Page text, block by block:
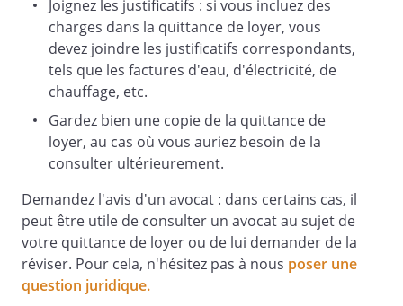
Joignez les justificatifs : si vous incluez des
charges dans la quittance de loyer, vous
devez joindre les justificatifs correspondants,
tels que les factures d'eau, d'électricité, de
chauffage, etc.
Gardez bien une copie de la quittance de
loyer, au cas où vous auriez besoin de la
consulter ultérieurement.
Demandez l'avis d'un avocat : dans certains cas, il
peut être utile de consulter un avocat au sujet de
votre quittance de loyer ou de lui demander de la
réviser. Pour cela, n'hésitez pas à nous poser une
question juridique.